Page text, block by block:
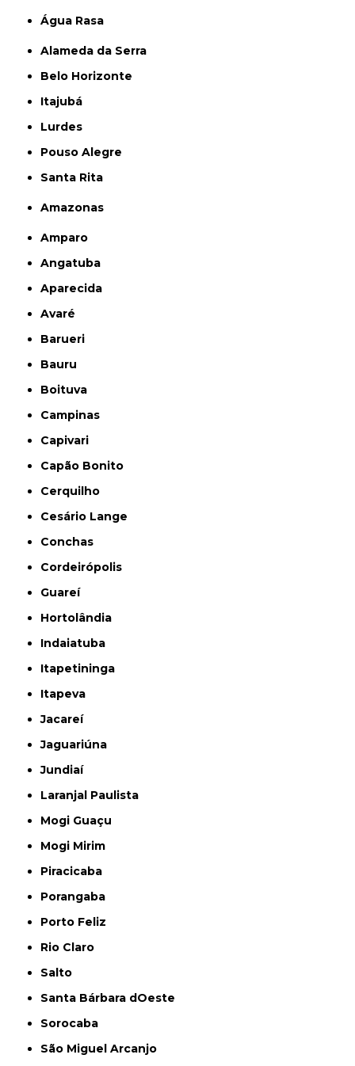
Água Rasa
Alameda da Serra
Belo Horizonte
Itajubá
Lurdes
Pouso Alegre
Santa Rita
Amazonas
Amparo
Angatuba
Aparecida
Avaré
Barueri
Bauru
Boituva
Campinas
Capivari
Capão Bonito
Cerquilho
Cesário Lange
Conchas
Cordeirópolis
Guareí
Hortolândia
Indaiatuba
Itapetininga
Itapeva
Jacareí
Jaguariúna
Jundiaí
Laranjal Paulista
Mogi Guaçu
Mogi Mirim
Piracicaba
Porangaba
Porto Feliz
Rio Claro
Salto
Santa Bárbara dOeste
Sorocaba
São Miguel Arcanjo